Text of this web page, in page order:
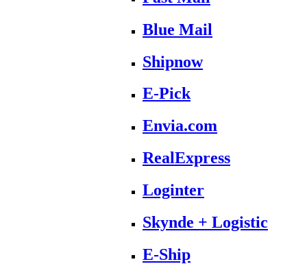
Blue Mail
Shipnow
E-Pick
Envia.com
RealExpress
Loginter
Skynde + Logistic
E-Ship